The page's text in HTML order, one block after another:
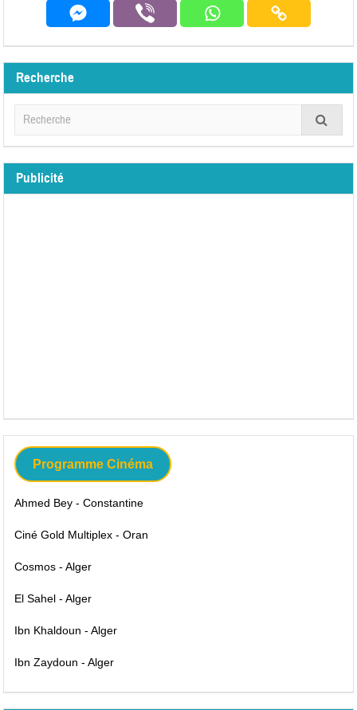
Recherche
Publicité
Programme Cinéma
Ahmed Bey - Constantine
Ciné Gold Multiplex - Oran
Cosmos - Alger
El Sahel - Alger
Ibn Khaldoun - Alger
Ibn Zaydoun - Alger